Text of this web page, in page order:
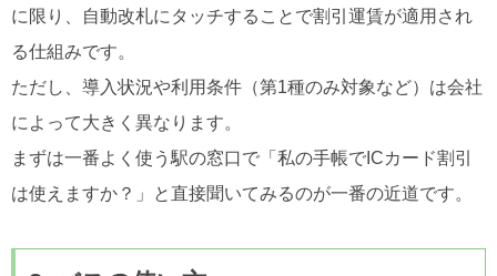
に限り、自動改札にタッチすることで割引運賃が適用され
る仕組みです。
ただし、導入状況や利用条件（第1種のみ対象など）は会社
によって大きく異なります。
まずは一番よく使う駅の窓口で「私の手帳でICカード割引
は使えますか？」と直接聞いてみるのが一番の近道です。